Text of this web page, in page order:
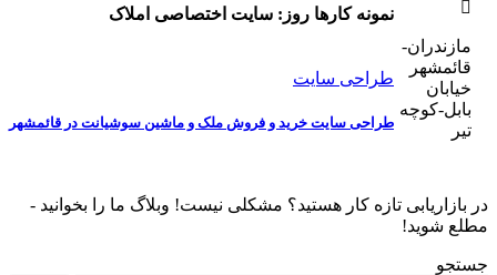
نمونه کارها روز:سایت اختصاصی املاک
طراحی سایت
طراحی سایت خرید و فروش ملک و ماشین سوشیانت در قائمشهر
در بازاریابی تازه کار هستید؟ مشکلی نیست! وبلاگ ما را بخوانید -
مطلع شوید!
جستجو
مازندران-
قائمشهر
خیابان
بابل-کوچه
تیر